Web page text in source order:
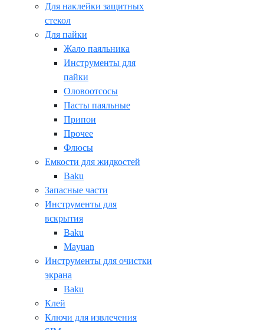
Для наклейки защитных
стекол
Для пайки
Жало паяльника
Инструменты для
пайки
Оловоотсосы
Пасты паяльные
Припои
Прочее
Флюсы
Емкости для жидкостей
Baku
Запасные части
Инструменты для
вскрытия
Baku
Mayuan
Инструменты для очистки
экрана
Baku
Клей
Ключи для извлечения